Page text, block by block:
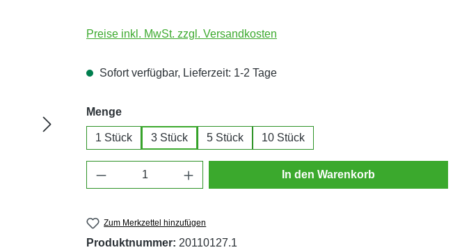
Preise inkl. MwSt. zzgl. Versandkosten
Sofort verfügbar, Lieferzeit: 1-2 Tage
Mengeauswählen
1 Stück 3 Stück 5 Stück 10 Stück
Produkt Anzahl: Gib den gewünschten Wert ein
In den Warenkorb
Zum Merkzettel hinzufügen
Produktnummer: 20110127.1